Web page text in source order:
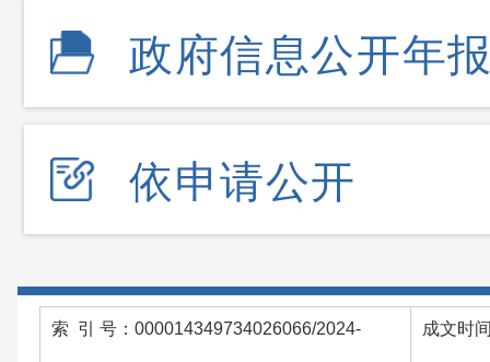
政府信息公开年
依申请公开
索 引 号：000014349734026066/2024- 成文时